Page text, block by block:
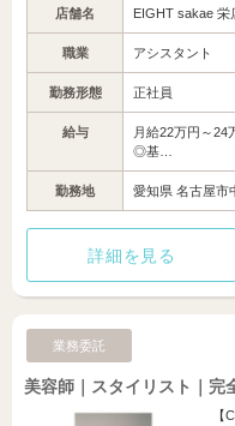
店舗名 EIGHT sakae 栄
職業 アシスタント
勤務形態 正社員
給与
月給22万円～
◎基…
勤務地 愛知県 名古屋市
詳細を見る
業務委託
美容師｜スタイリスト｜完
【